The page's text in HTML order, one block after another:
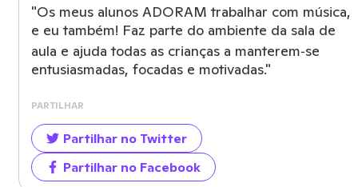
"Os meus alunos ADORAM trabalhar com música,
e eu também! Faz parte do ambiente da sala de
aula e ajuda todas as crianças a manterem‑se
entusiasmadas, focadas e motivadas."
PARTILHAR
Partilhar no Twitter
Partilhar no Facebook